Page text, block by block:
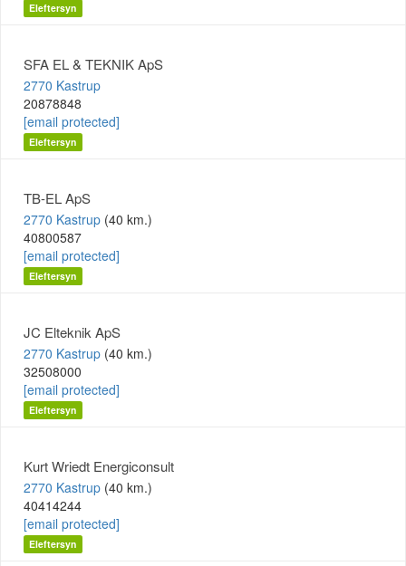
Eleftersyn
SFA EL & TEKNIK ApS
2770 Kastrup
20878848
[email protected]
Eleftersyn
TB-EL ApS
2770 Kastrup (40 km.)
40800587
[email protected]
Eleftersyn
JC Elteknik ApS
2770 Kastrup (40 km.)
32508000
[email protected]
Eleftersyn
Kurt Wriedt Energiconsult
2770 Kastrup (40 km.)
40414244
[email protected]
Eleftersyn